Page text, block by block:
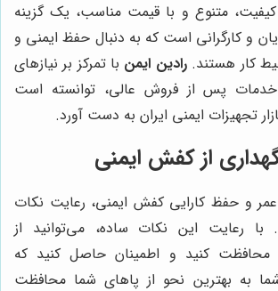
کیفیت، متنوع و با قیمت مناسب، یک گزینه
و کارگرانی است که به دنبال حفظ ایمنی و
کار هستند.رادین ایمن با تمرکز بر نیازهای
خدمات پس از فروش عالی، توانسته است
تجهیزات ایمنی ایران به دست آورد.
از کفش ایمنی
و حفظ کارایی کفش ایمنی، رعایت نکات
رعایت این نکات ساده، می‌توانید از
محافظت کنید و اطمینان حاصل کنید که
به بهترین نحو از پاهای شما محافظت